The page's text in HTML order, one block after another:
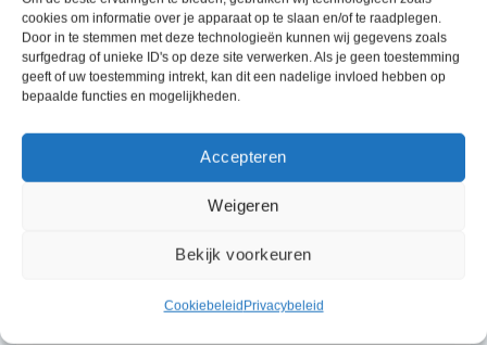
cookies om informatie over je apparaat op te slaan en/of te raadplegen.
Door in te stemmen met deze technologieën kunnen wij gegevens zoals
surfgedrag of unieke ID's op deze site verwerken. Als je geen toestemming
geeft of uw toestemming intrekt, kan dit een nadelige invloed hebben op
bepaalde functies en mogelijkheden.
Accepteren
Weigeren
Bekijk voorkeuren
CookiebeleidPrivacybeleid
Tridem
12''
405
203